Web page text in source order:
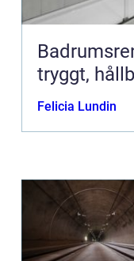
tryggt,
Felicia Lundin